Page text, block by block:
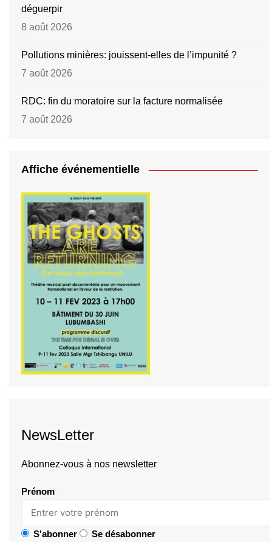
déguerpir
8 août 2026
Pollutions minières: jouissent-elles de l’impunité ?
7 août 2026
RDC: fin du moratoire sur la facture normalisée
7 août 2026
Affiche événementielle
NewsLetter
Abonnez-vous à nos newsletter
Prénom
S'abonner Se désabonner